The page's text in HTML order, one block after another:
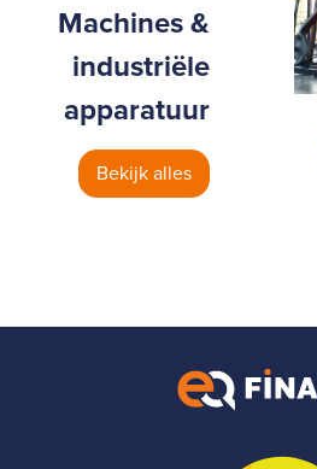
Machines &
industriële
apparatuur
Bekijk alles